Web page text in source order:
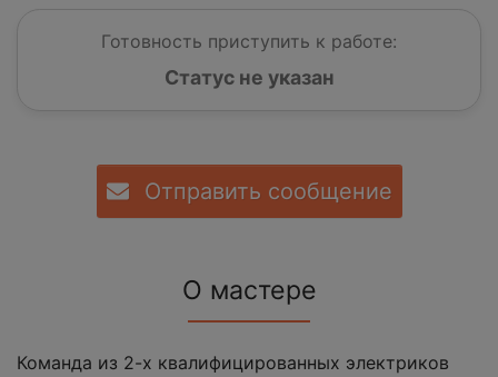
Готовность приступить к работе:
Статус не указан
Отправить сообщение
О мастере
Команда из 2-х квалифицированных электриков